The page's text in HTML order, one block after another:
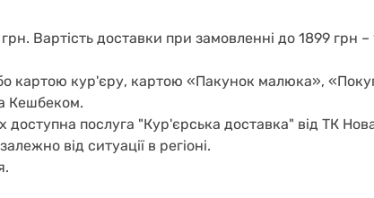
Вартість доставки при замовленні до 1899 грн
картою кур'єру, картою «Пакунок малюка»,
Кешбеком.
доступна послуга "Кур'єрська доставка" від ТК
від ситуації в регіоні.